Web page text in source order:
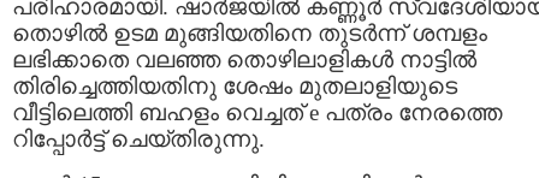
പരിഹാരമായി. ഷാര്‍ജയില്‍ കണ്ണൂര്‍
തൊഴില്‍ ഉടമ മുങ്ങിയതിനെ തുടര്‍ന്ന് ശമ്പളം
ലഭിക്കാതെ വലഞ്ഞ തൊഴിലാളികള്‍ നാട്ടില്‍
തിരിച്ചെത്തിയതിനു ശേഷം മുതലാളിയുടെ
വീട്ടിലെത്തി ബഹളം വെച്ചത് e പത്രം നേരത്തെ
റിപ്പോര്‍ട്ട് ചെയ്തിരുന്നു.